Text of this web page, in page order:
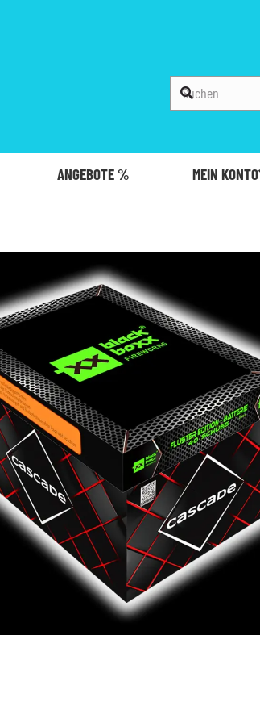
ANGEBOTE % MEIN KONTO